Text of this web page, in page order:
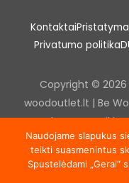
Kontaktai
Privatumo politika
Copyright © 2026
woodoutlet.lt | Be
outlet, UAB
draudžiama kopijuoti ir
svetainėje esančią
Naudojame slapukus
teikti suasmenintus
Spustelėdami „Gerai“